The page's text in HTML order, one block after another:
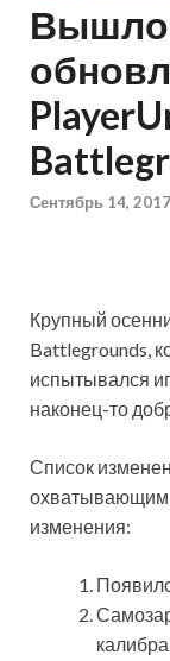
Вышло
Сентябрь 14, 2017
Крупный
Battlegrounds,
испытывался
наконец-то
Список
охватывающим
изменения: